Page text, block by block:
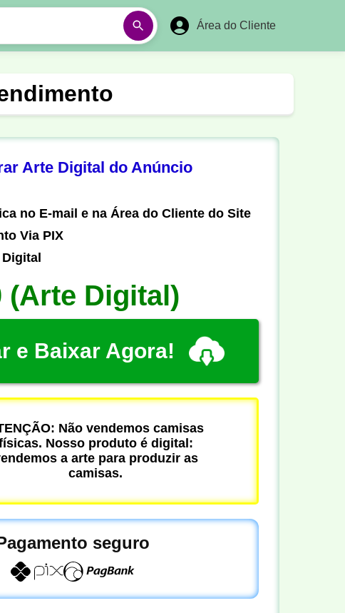
Área do Cliente
Futebol Amador Pesca
História Matemática
Arte Digital do Anúncio
no E-mail e na Área do Cliente do Site
Via PIX
(Arte Digital)
e Baixar Agora!
Não vendemos camisas
Nosso produto é digital:
a arte para produzir as
camisas.
seguro